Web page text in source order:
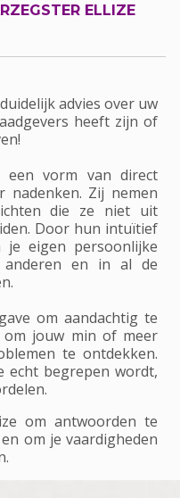
ELLIZE
advies over uw
heeft zijn of
een vorm van direct
Zij nemen
die ze niet uit
Door hun intuïtief
eigen persoonlijke
en in al de
om aandachtig te
jouw min of meer
te ontdekken.
echt begrepen wordt,
om antwoorden te
om je vaardigheden